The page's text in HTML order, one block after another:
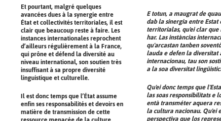
Et pourtant, malgré quelques
avancées dues à la synergie entre
État et collectivités territoriales, il est
clair que beaucoup reste à faire. Les
instances internationales reprochent
d’ailleurs régulièrement à la France,
qui prône et défend la diversité au
niveau international, son soutien très
insuffisant à sa propre diversité
linguistique et culturelle.
Il est donc temps que l’État assume
enfin ses responsabilités et devoirs en
matière de transmission de cette
E totun, a maugrat de
dab la sinergia entre Estat
territorialas, qu'ei clar que
har. Las instàncias
qu'arcastan tanben
lauda e defen la diversitat
internacionau, tau son
a la soa diversitat
Qu'ei donc temps que
las soas responsibilitats e
entà transméter aquera
la cultura nacionau. Qu'ei
perspectiva que los